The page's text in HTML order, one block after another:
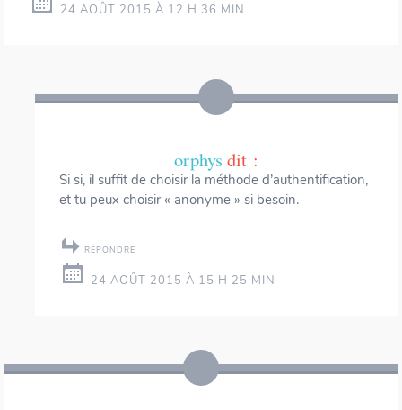
24 AOÛT 2015 À 12 H 36 MIN
orphys dit :
Si si, il suffit de choisir la méthode d’authentification,
et tu peux choisir « anonyme » si besoin.
RÉPONDRE
24 AOÛT 2015 À 15 H 25 MIN